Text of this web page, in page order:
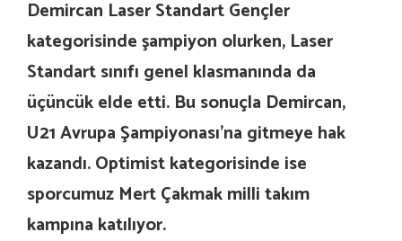
Demircan Laser Standart Gençler
kategorisinde şampiyon olurken, Laser
Standart sınıfı genel klasmanında da
üçüncük elde etti. Bu sonuçla Demircan,
U21 Avrupa Şampiyonası’na gitmeye hak
kazandı.Optimist kategorisinde ise
sporcumuz Mert Çakmak milli takım
kampına katılıyor.